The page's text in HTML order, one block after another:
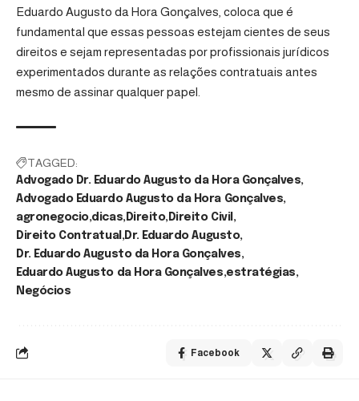
Eduardo Augusto da Hora Gonçalves, coloca que é
fundamental que essas pessoas estejam cientes de seus
direitos e sejam representadas por profissionais jurídicos
experimentados durante as relações contratuais antes
mesmo de assinar qualquer papel.
TAGGED:
Advogado Dr. Eduardo Augusto da Hora Gonçalves
Advogado Eduardo Augusto da Hora Gonçalves
agronegocio dicas Direito Direito Civil
Direito Contratual
Dr. Eduardo Augusto
Dr. Eduardo Augusto da Hora Gonçalves
Eduardo Augusto da Hora Gonçalves estratégias
Negócios
Facebook